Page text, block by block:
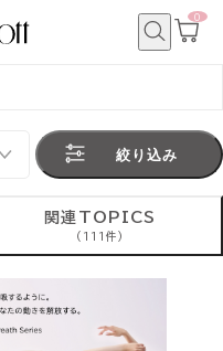
カ
0
絞り込み
関連TOPICS
(111件)